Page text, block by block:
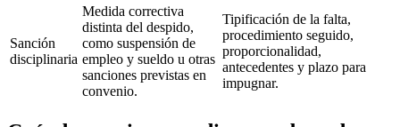
Sanción
disciplinaria
Medida correctiva
distinta del despido,
como suspensión de
empleo y sueldo u otras
sanciones previstas en
convenio.
Tipificación de la falta,
procedimiento seguido,
proporcionalidad,
antecedentes y plazo para
impugnar.